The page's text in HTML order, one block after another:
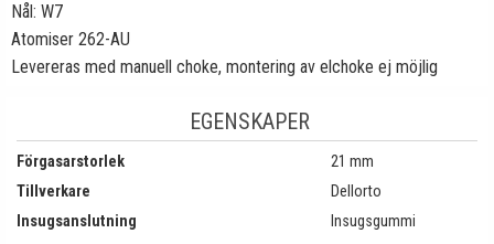
Nål: W7
Atomiser 262-AU
Levereras med manuell choke, montering av elchoke ej möjlig
EGENSKAPER
Förgasarstorlek
21 mm
Tillverkare
Dellorto
Insugsanslutning
Insugsgummi